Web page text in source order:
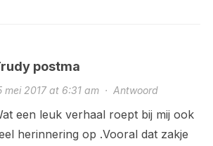
postma
mei 2017 at 6:31 am· Antwoord
een leuk verhaal roept bij mij ook
herinnering op .Vooral dat zakje